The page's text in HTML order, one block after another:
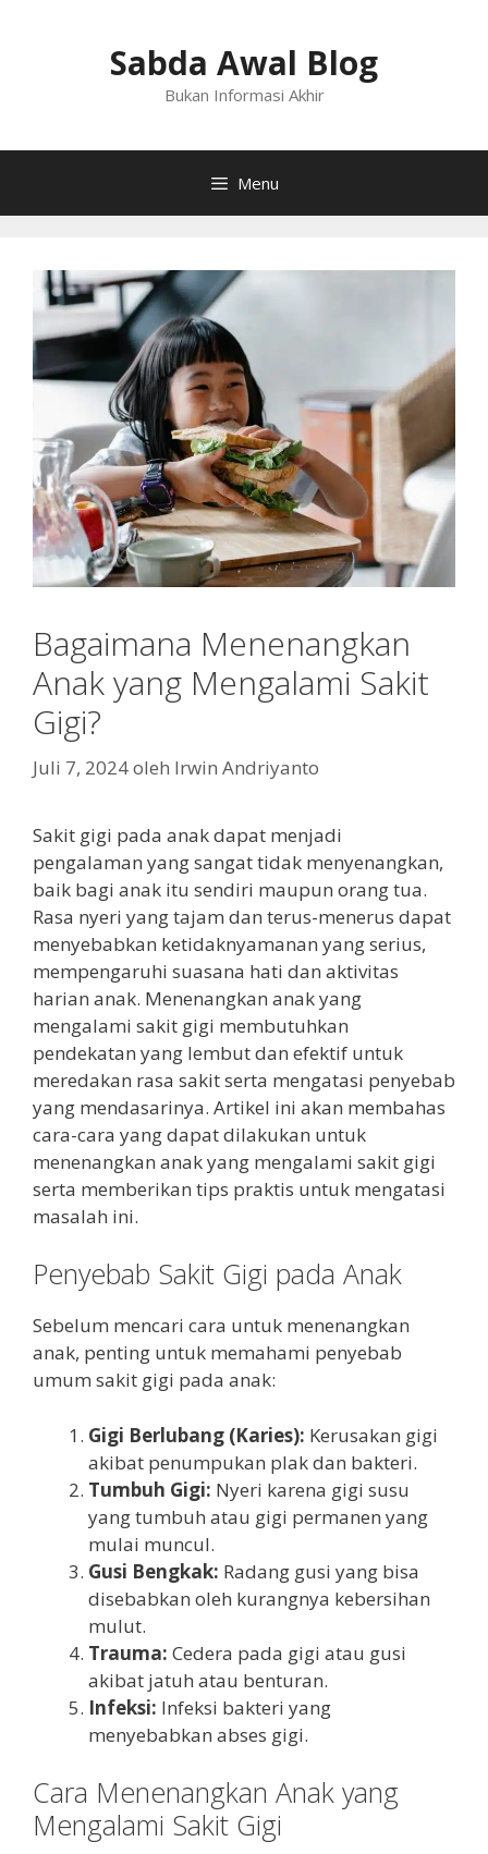
Sabda Awal Blog
Bukan Informasi Akhir
Menu
Bagaimana Menenangkan
Anak yang Mengalami Sakit
Gigi?
Juli 7, 2024oleh Irwin Andriyanto
Sakit gigi pada anak dapat menjadi
pengalaman yang sangat tidak menyenangkan,
baik bagi anak itu sendiri maupun orang tua.
Rasa nyeri yang tajam dan terus-menerus dapat
menyebabkan ketidaknyamanan yang serius,
mempengaruhi suasana hati dan aktivitas
harian anak. Menenangkan anak yang
mengalami sakit gigi membutuhkan
pendekatan yang lembut dan efektif untuk
meredakan rasa sakit serta mengatasi penyebab
yang mendasarinya. Artikel ini akan membahas
cara-cara yang dapat dilakukan untuk
menenangkan anak yang mengalami sakit gigi
serta memberikan tips praktis untuk mengatasi
masalah ini.
Penyebab Sakit Gigi pada Anak
Sebelum mencari cara untuk menenangkan
anak, penting untuk memahami penyebab
umum sakit gigi pada anak:
Gigi Berlubang (Karies): Kerusakan gigi
akibat penumpukan plak dan bakteri.
Tumbuh Gigi: Nyeri karena gigi susu
yang tumbuh atau gigi permanen yang
mulai muncul.
Gusi Bengkak: Radang gusi yang bisa
disebabkan oleh kurangnya kebersihan
mulut.
Trauma: Cedera pada gigi atau gusi
akibat jatuh atau benturan.
Infeksi: Infeksi bakteri yang
menyebabkan abses gigi.
Cara Menenangkan Anak yang
Mengalami Sakit Gigi